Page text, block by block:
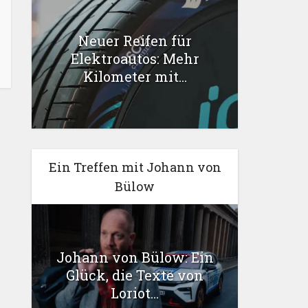
Neuer Reifen für
Elektroautos: Mehr
Kilometer mit...
Ein Treffen mit Johann von
Bülow
Johann von Bülow: Ein
Glück, die Texte von
Loriot...